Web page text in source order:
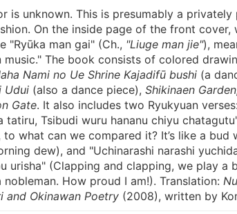
is unknown. This is presumably a
On the inside page of the front cover,
"Ryūka man gai" (Ch., "Liuge man jie"),
music." The book consists of colored
Nami no Ue Shrine Kajadifū bushi (a
Udui (also a dance piece), Shikinaen
Gate. It also includes two Ryukyuan
tatiru, Tsibudi wuru hananu chiyu
to what can we compared it? It’s like a
dew), and "Uchinarashi narashi
urisha" (Clapping and clapping, we play a
How proud I am!). Translation:
and Okinawan Poetry(2008), written by